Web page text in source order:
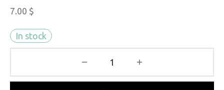
7.00 $
In stock